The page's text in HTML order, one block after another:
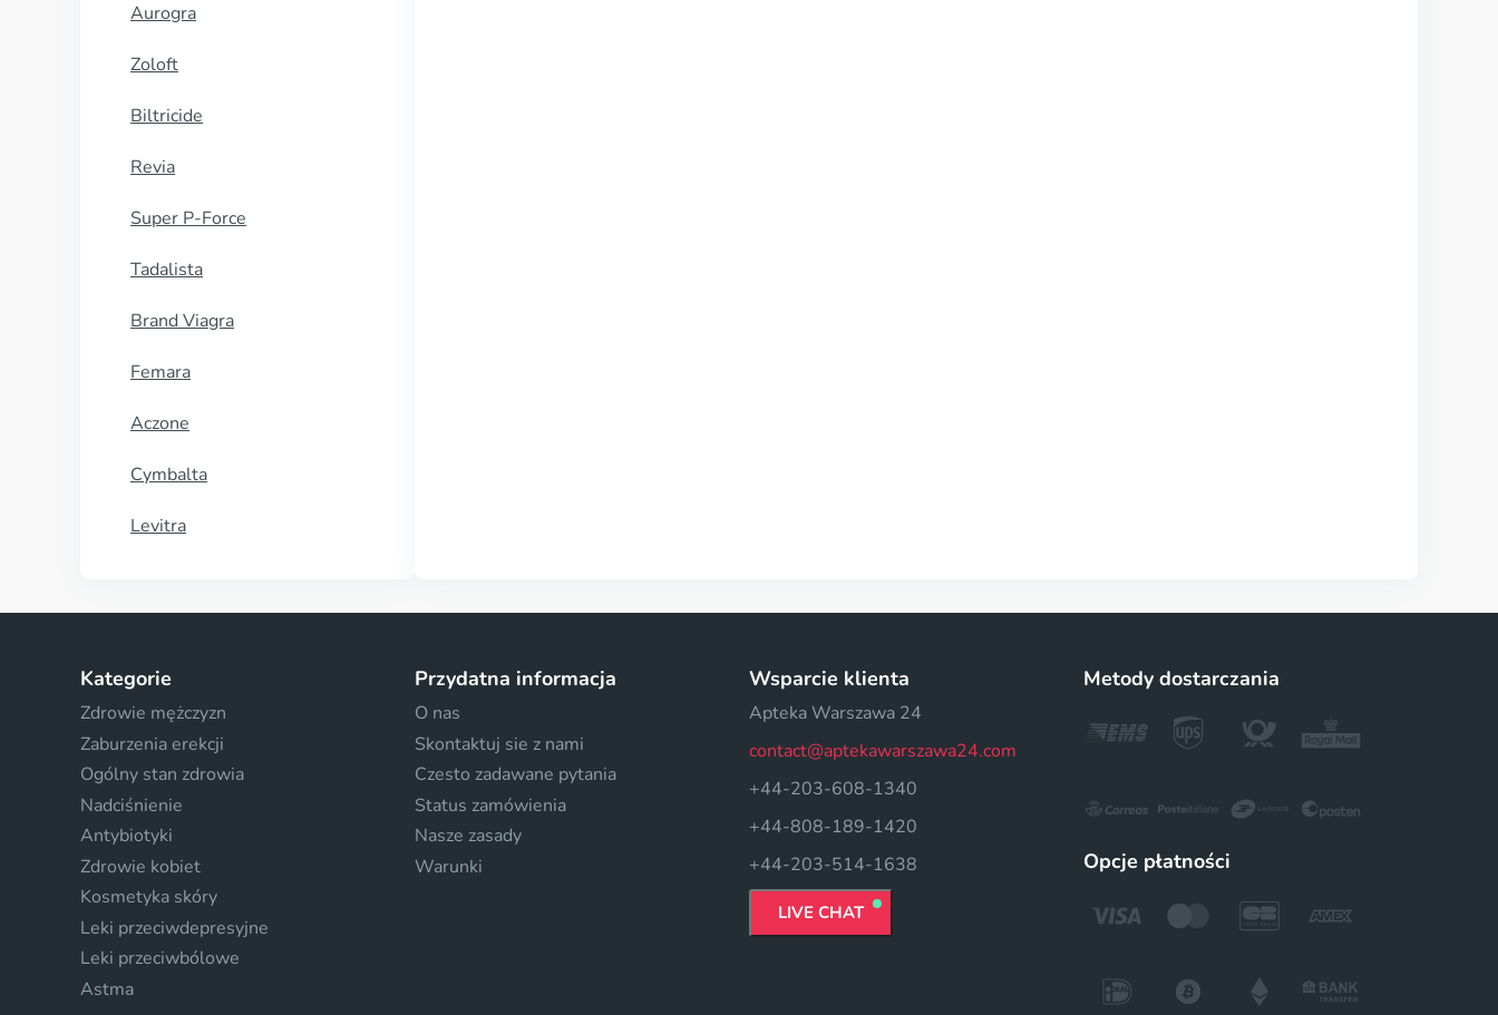
Aurogra
Zoloft
Biltricide
Revia
Super P-Force
Tadalista
Brand Viagra
Femara
Aczone
Cymbalta
Levitra
Kategorie
Zdrowie mężczyzn
Zaburzenia erekcji
Ogólny stan zdrowia
Nadciśnienie
Antybiotyki
Zdrowie kobiet
Kosmetyka skóry
Leki przeciwdepresyjne
Leki przeciwbólowe
Astma
Przydatna informacja
O nas
Skontaktuj sie z nami
Czesto zadawane pytania
Status zamówienia
Nasze zasady
Warunki
Wsparcie klienta
Apteka Warszawa 24
contact@aptekawarszawa24.com
+44-203-608-1340
+44-808-189-1420
+44-203-514-1638
LIVE CHAT
Metody dostarczania
Opcje płatności